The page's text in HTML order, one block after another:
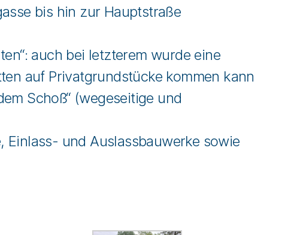
bis hin zur Hauptstraße
auch bei letzterem wurde eine
auf Privatgrundstücke kommen kann
Schoß“ (wegeseitige und
und Auslassbauwerke sowie